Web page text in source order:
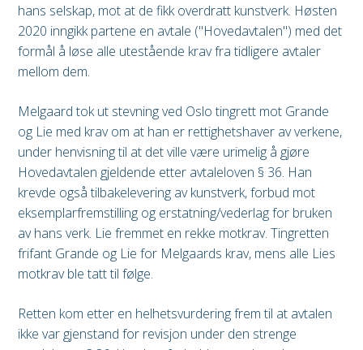
hans selskap, mot at de fikk overdratt kunstverk. Høsten
2020 inngikk partene en avtale ("Hovedavtalen") med det
formål å løse alle utestående krav fra tidligere avtaler
mellom dem.
Melgaard tok ut stevning ved Oslo tingrett mot Grande
og Lie med krav om at han er rettighetshaver av verkene,
under henvisning til at det ville være urimelig å gjøre
Hovedavtalen gjeldende etter avtaleloven § 36. Han
krevde også tilbakelevering av kunstverk, forbud mot
eksemplarfremstilling og erstatning/vederlag for bruken
av hans verk. Lie fremmet en rekke motkrav. Tingretten
frifant Grande og Lie for Melgaards krav, mens alle Lies
motkrav ble tatt til følge.
Retten kom etter en helhetsvurdering frem til at avtalen
ikke var gjenstand for revisjon under den strenge